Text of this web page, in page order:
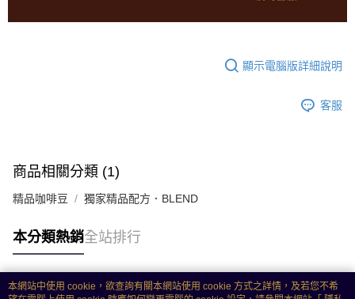
顯示電腦版詳細說明
客服
商品相關分類 (1)
精品咖啡豆 獨家精品配方．BLEND
本分類熱銷全站排行
本網站中使用 cookie，欲查詢有關本網站使用 cookie 方式之詳情，及若您不希